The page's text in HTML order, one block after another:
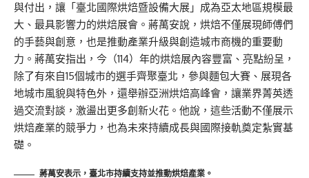
與付出，讓「臺北國際烘焙暨設備大展」成為亞太地區規模最
大、最具影響力的烘焙展會。蔣萬安說，烘焙不僅展現師傅們
的手藝與創意，也是推動產業升級與創造城市商機的重要動
力。蔣萬安指出，今（114）年的烘焙展內容豐富、亮點紛呈，
除了有來自15個城市的選手齊聚臺北，參與麵包大賽、展現各
地城市風貌與特色外，還舉辦亞洲烘焙高峰會，讓業界菁英透
過交流對談，激盪出更多創新火花。他說，這些活動不僅展示
烘焙產業的競爭力，也為未來持續成長與國際接軌奠定紮實基
礎。
蔣萬安表示，臺北市持續支持並推動烘焙產業。